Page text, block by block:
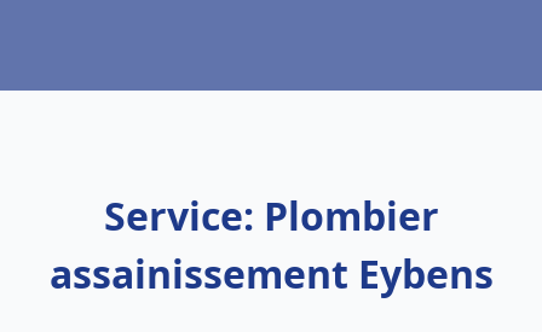
Service: Plombier
assainissement Eybens